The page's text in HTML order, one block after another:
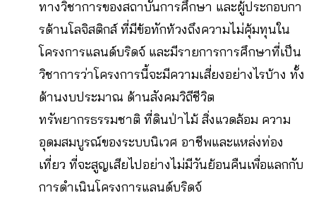
ทางวิชาการของสถาบันการศึกษา และผู้ประกอบกา
รด้านโลจิสติกส์ ที่มีข้อทักท้วงถึงความไม่คุ้มทุนใน
โครงการแลนด์บริดจ์ และมีรายการการศึกษาที่เป็น
วิชาการว่าโครงการนี้จะมีความเสี่ยงอย่างไรบ้าง ทั้ง
ด้านงบประมาณ ด้านสังคมวิถีชีวิต
ทรัพยากรธรรมชาติ ที่ดินป่าไม้ สิ่งแวดล้อม ความ
อุดมสมบูรณ์ของระบบนิเวศ อาชีพและแหล่งท่อง
เที่ยว ที่จะสูญเสียไปอย่างไม่มีวันย้อนคืนเพื่อแลกกับ
การดำเนินโครงการแลนด์บริดจ์